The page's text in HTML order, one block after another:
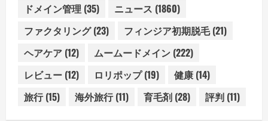
ドメイン管理 (35) ニュース (1860)
ファクタリング(23) フィンジア初期脱毛(21)
ヘアケア (12) ムームードメイン (222)
レビュー (12) ロリポップ(19) 健康 (14)
旅行(15) 海外旅行(11) 育毛剤 (28) 評判 (11)